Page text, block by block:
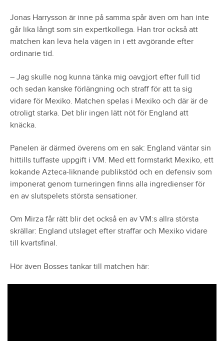
Jonas Harrysson är inne på samma spår även om han inte
går lika långt som sin expertkollega. Han tror också att
matchen kan leva hela vägen in i ett avgörande efter
ordinarie tid.
– Jag skulle nog kunna tänka mig oavgjort efter full tid
och sedan kanske förlängning och straff för att ta sig
vidare för Mexiko. Matchen spelas i Mexiko och där är de
otroligt starka. Det blir ingen lätt nöt för England att
knäcka.
Panelen är därmed överens om en sak: England väntar sin
hittills tuffaste uppgift i VM. Med ett formstarkt Mexiko, ett
kokande Azteca-liknande publikstöd och en defensiv som
imponerat genom turneringen finns alla ingredienser för
en av slutspelets största sensationer.
Om Mirza får rätt blir det också en av VM:s allra största
skrällar: England utslaget efter straffar och Mexiko vidare
till kvartsfinal.
Hör även Bosses tankar till matchen här: